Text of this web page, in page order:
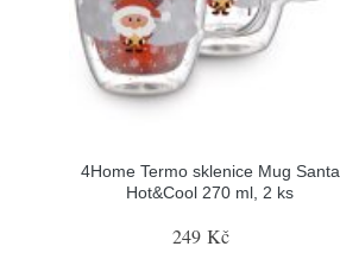
4Home Termo sklenice Mug Santa
Hot&Cool 270 ml, 2 ks
249 Kč